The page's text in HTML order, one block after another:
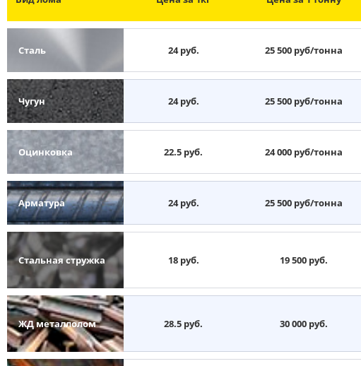
Сталь 24 руб. 25 500 руб/тонна
Чугун 24 руб. 25 500 руб/тонна
Оцинковка 22.5 руб. 24 000 руб/тонна
Арматура 24 руб. 25 500 руб/тонна
Стальная стружка 18 руб. 19 500 руб.
ЖД металлолом 28.5 руб. 30 000 руб.